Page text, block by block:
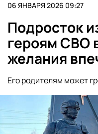
06 ЯНВАРЯ 2026 09:27
Подросток
героям СВО
желания
Его родителям может